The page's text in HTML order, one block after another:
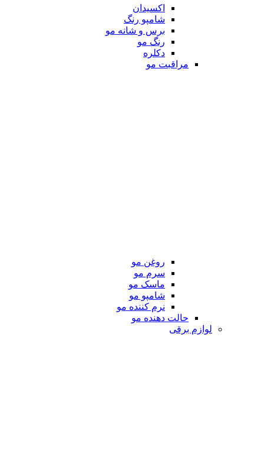
اکسیدان
شامپو رنگ
برس و شانه مو
رنگ مو
دکلره
مراقبت مو
روغن مو
سرم مو
ماسک مو
شامپو مو
نرم کننده مو
حالت دهنده مو
لوازم برقی